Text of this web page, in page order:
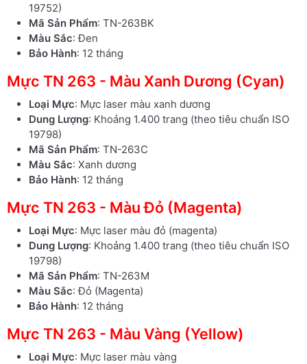
19752)
Mã Sản Phẩm: TN-263BK
Màu Sắc: Đen
Bảo Hành: 12 tháng
Mực TN 263 - Màu Xanh Dương (Cyan)
Loại Mực: Mực laser màu xanh dương
Dung Lượng: Khoảng 1.400 trang (theo tiêu chuẩn ISO
19798)
Mã Sản Phẩm: TN-263C
Màu Sắc: Xanh dương
Bảo Hành: 12 tháng
Mực TN 263 - Màu Đỏ (Magenta)
Loại Mực: Mực laser màu đỏ (magenta)
Dung Lượng: Khoảng 1.400 trang (theo tiêu chuẩn ISO
19798)
Mã Sản Phẩm: TN-263M
Màu Sắc: Đỏ (Magenta)
Bảo Hành: 12 tháng
Mực TN 263 - Màu Vàng (Yellow)
Loại Mực: Mực laser màu vàng